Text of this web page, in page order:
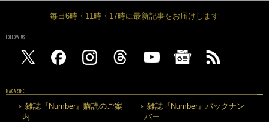
毎日6時・11時・17時に最新記事をお届けします
FOLLOW US
MAGAZINE
雑誌『Number』購読のご案
内
雑誌『Number』バックナン
バー